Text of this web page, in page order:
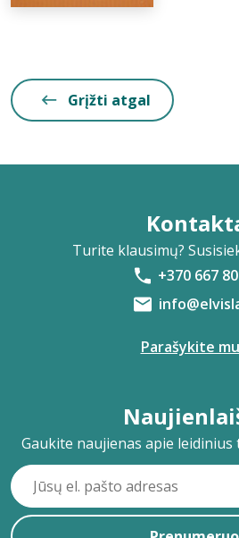
Grįžti atgal
Turite klausimų?
+370 667
Parašykite
Gaukite naujienas apie leidinius